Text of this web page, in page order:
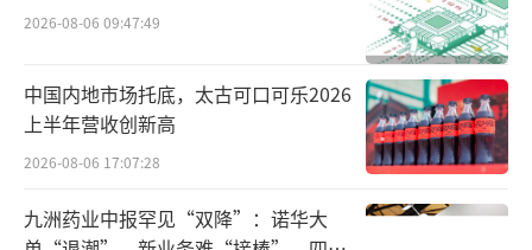
贵州茅台的市场化改革已进入深水区。其
核心载体“i茅台”平台累计注册用户已达9643
万人，今年以来新增用户1696万人，累计成交
订单700多万。这个数字背后，是茅台拥有了直
统多层渠道的信息衰减，直接捕捉终端消费的
2026-08-06 09:47:49
中国内地市场托底，太古可口可乐2026
上半年营收创新高
2026-08-06 17:07:28
九洲药业中报罕见“双降”：诺华大